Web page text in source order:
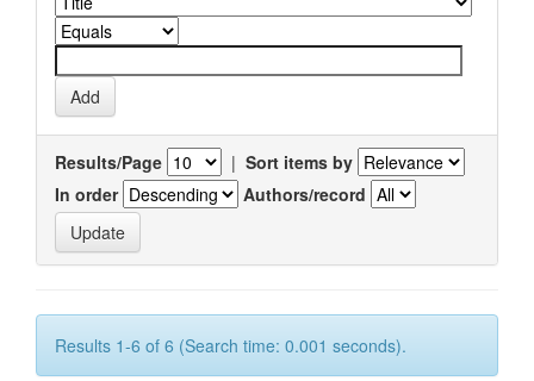
Results/Page | Sort items by
In order
Authors/record
Results 1-6 of 6 (Search time: 0.001 seconds).